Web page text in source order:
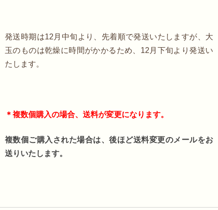
発送時期は12月中旬より、先着順で発送いたしますが、大
玉のものは乾燥に時間がかかるため、12月下旬より発送い
たします。
＊複数個購入の場合、送料が変更になります。
複数個ご購入された場合は、後ほど送料変更のメールをお
送りいたします。